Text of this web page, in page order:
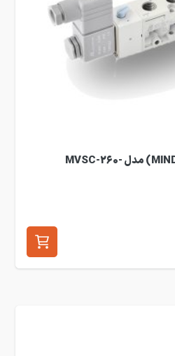
شیر برقی مایندمن (MINDMAN) مدل MVSC-260-